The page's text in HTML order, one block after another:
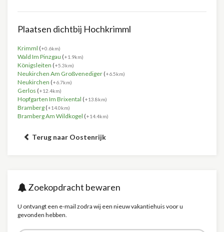
Plaatsen dichtbij Hochkrimml
Krimml (+0.6km)
Wald Im Pinzgau (+1.9km)
Königsleiten (+5.3km)
Neukirchen Am Großvenediger (+6.5km)
Neukirchen (+6.7km)
Gerlos (+12.4km)
Hopfgarten Im Brixental (+13.8km)
Bramberg (+14.0km)
Bramberg Am Wildkogel (+14.4km)
Terug naar Oostenrijk
Zoekopdracht bewaren
U ontvangt een e-mail zodra wij een nieuw vakantiehuis voor u
gevonden hebben.